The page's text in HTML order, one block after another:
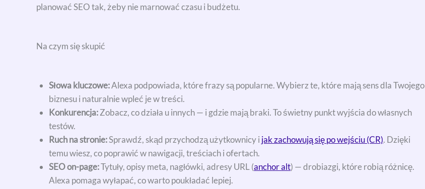
planować SEO tak, żeby nie marnować czasu i budżetu.
Na czym się skupić
Słowa kluczowe:Alexa podpowiada, które frazy są popularne. Wybierz te, które mają sens dla Twojego
biznesu i naturalnie wpleć je w treści.
Konkurencja:Zobacz, co działa u innych — i gdzie mają braki. To świetny punkt wyjścia do własnych
testów.
Ruch na stronie:Sprawdź, skąd przychodzą użytkownicy i jak zachowują się po wejściu (CR). Dzięki
temu wiesz, co poprawić w nawigacji, treściach i ofertach.
SEO on-page:Tytuły, opisy meta, nagłówki, adresy URL (anchor alt) — drobiazgi, które robią różnicę.
Alexa pomaga wyłapać, co warto poukładać lepiej.